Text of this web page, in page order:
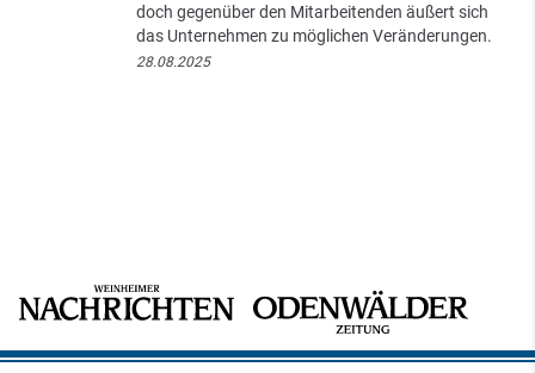
doch gegenüber den Mitarbeitenden äußert sich
das Unternehmen zu möglichen Veränderungen.
28.08.2025